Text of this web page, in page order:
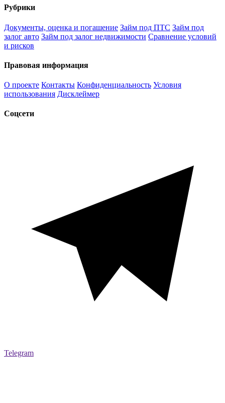
Рубрики
Документы, оценка и погашение Займ под ПТС Займ под
залог авто Займ под залог недвижимости Сравнение условий
и рисков
Правовая информация
О проекте Контакты Конфиденциальность Условия
использования Дисклеймер
Соцсети
Telegram